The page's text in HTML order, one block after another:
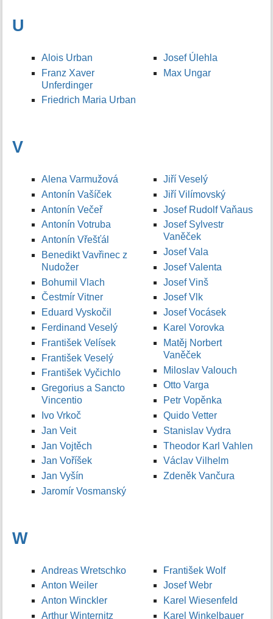
U
Alois Urban
Franz Xaver
Unferdinger
Friedrich Maria Urban
Josef Úlehla
Max Ungar
V
Alena Varmužová
Antonín Vašíček
Antonín Večeř
Antonín Votruba
Antonín Vřešťál
Benedikt Vavřinec z
Nudožer
Bohumil Vlach
Čestmír Vitner
Eduard Vyskočil
Ferdinand Veselý
František Velísek
František Veselý
František Vyčichlo
Gregorius a Sancto
Vincentio
Ivo Vrkoč
Jan Veit
Jan Vojtěch
Jan Voříšek
Jan Vyšín
Jaromír Vosmanský
Jiří Veselý
Jiří Vilímovský
Josef Rudolf Vaňaus
Josef Sylvestr
Vaněček
Josef Vala
Josef Valenta
Josef Vinš
Josef Vlk
Josef Vocásek
Karel Vorovka
Matěj Norbert
Vaněček
Miloslav Valouch
Otto Varga
Petr Vopěnka
Quido Vetter
Stanislav Vydra
Theodor Karl Vahlen
Václav Vilhelm
Zdeněk Vančura
W
Andreas Wretschko
Anton Weiler
Anton Winckler
Arthur Winternitz
František Wolf
Josef Webr
Karel Wiesenfeld
Karel Winkelbauer